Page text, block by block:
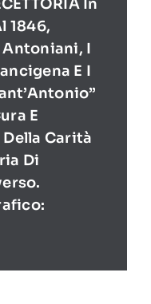
In
1846,
Antoniani, I
E I
E
Carità
Di